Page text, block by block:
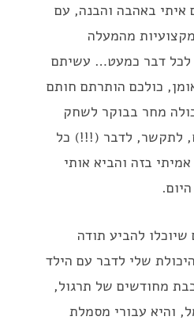
איתי באהבה והבנה, עם
מהמעלה
דבר כמעט… עשיתם
כולכם הותרתם חותם
מחר בבוקר לשחק
לתקשר, לדבר (!!!) כל
בזה והביא אותי
להביע תודה
שלי לדבר עם הילד
מחודשים של תרגול,
והיא עבורי מסמלת